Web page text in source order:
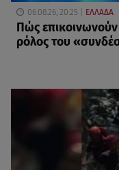
06.08.26, 20:25 ΕΛΛΑΔΑ
Πώς
ρόλος του